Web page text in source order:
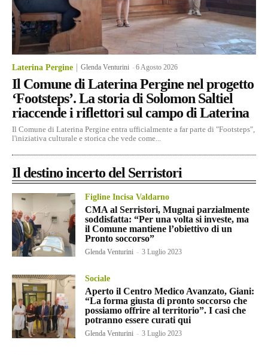
Laterina Pergine Glenda Venturini -6 Agosto 2026
Il Comune di Laterina Pergine nel progetto
‘Footsteps’. La storia di Solomon Saltiel
riaccende i riflettori sul campo di Laterina
Il Comune di Laterina Pergine entra ufficialmente a far parte di "Footsteps",
l'iniziativa culturale e storica che vede come...
Il destino incerto del Serristori
Figline Incisa Valdarno
CMA al Serristori, Mugnai parzialmente
soddisfatta: “Per una volta si investe, ma
il Comune mantiene l’obiettivo di un
Pronto soccorso”
Glenda Venturini - 3 Luglio 2023
Sociale
Aperto il Centro Medico Avanzato, Giani:
“La forma giusta di pronto soccorso che
possiamo offrire al territorio”. I casi che
potranno essere curati qui
Glenda Venturini - 3 Luglio 2023